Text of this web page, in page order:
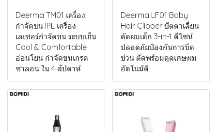
Deerma TM01 เครื่อง
กำจัดขน IPL เครื่อง
เลเซอร์กำจัดขน ระบบเย็น
Cool & Comfortable
อ่อนโยน กำจัดขนเกรด
ซาลอน ใน 4 สัปดาห์
Deerma LF01 Baby
Hair Clipper ปัตตาเลี่ยน
ตัดผมเด็ก 3-in-1 ดีไซน์
ปลอดภัยป้องกันการขีด
ข่วน ตัดพร้อมดูดเศษผม
อัตโนมัติ